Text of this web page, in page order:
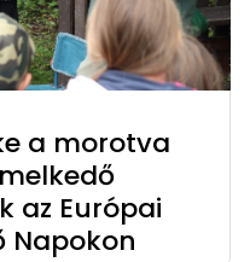
a morotva
az Európai
Napokon